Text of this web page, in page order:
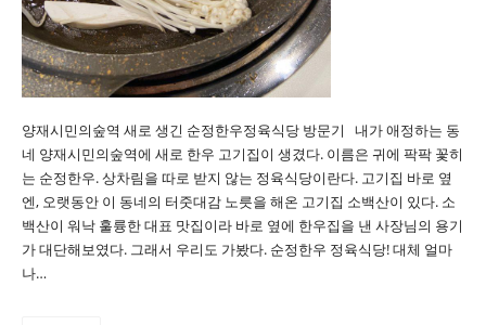
양재시민의숲역 새로 생긴 순정한우정육식당 방문기 내가 애정하는 동
네 양재시민의숲역에 새로 한우 고기집이 생겼다. 이름은 귀에 팍팍 꽃히
는 순정한우. 상차림을 따로 받지 않는 정육식당이란다. 고기집 바로 옆
엔, 오랫동안 이 동네의 터줏대감 노릇을 해온 고기집 소백산이 있다. 소
백산이 워낙 훌륭한 대표 맛집이라 바로 옆에 한우집을 낸 사장님의 용기
가 대단해보였다. 그래서 우리도 가봤다. 순정한우 정육식당! 대체 얼마
나…